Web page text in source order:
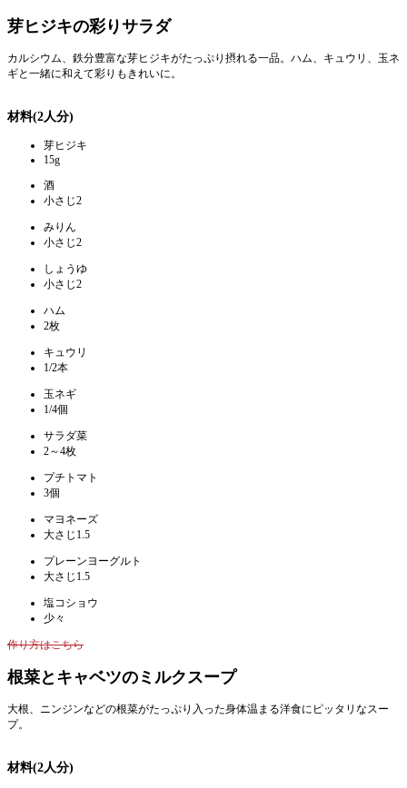
芽ヒジキの彩りサラダ
カルシウム、鉄分豊富な芽ヒジキがたっぷり摂れる一品。ハム、キュウリ、玉ネ
ギと一緒に和えて彩りもきれいに。
材料(2人分)
芽ヒジキ
15g
酒
小さじ2
みりん
小さじ2
しょうゆ
小さじ2
ハム
2枚
キュウリ
1/2本
玉ネギ
1/4個
サラダ菜
2～4枚
プチトマト
3個
マヨネーズ
大さじ1.5
プレーンヨーグルト
大さじ1.5
塩コショウ
少々
作り方はこちら
根菜とキャベツのミルクスープ
大根、ニンジンなどの根菜がたっぷり入った身体温まる洋食にピッタリなスー
プ。
材料(2人分)